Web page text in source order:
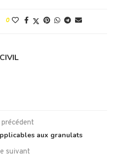
0
aux granulats
suivant